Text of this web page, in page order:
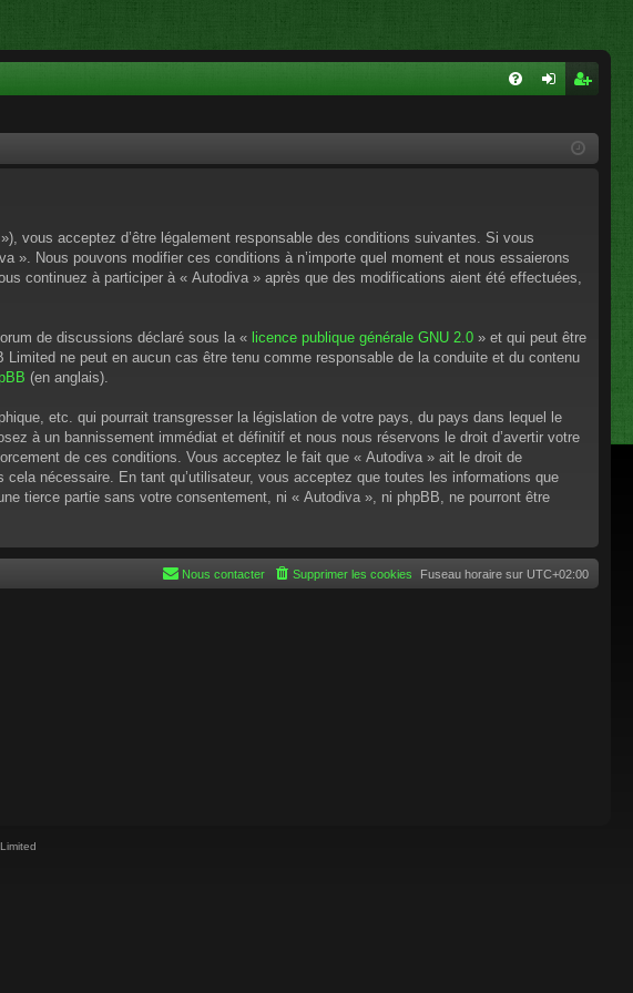
cri
vous acceptez d’être légalement responsable des conditions suivantes. Si vous
». Nous pouvons modifier ces conditions à n’importe quel moment et nous essaierons
continuez à participer à « Autodiva » après que des modifications aient été effectuées,
de discussions déclaré sous la « licence publique générale GNU 2.0 » et qui peut être
ne peut en aucun cas être tenu comme responsable de la conduite et du contenu
(en anglais).
etc. qui pourrait transgresser la législation de votre pays, du pays dans lequel le
à un bannissement immédiat et définitif et nous nous réservons le droit d’avertir votre
de ces conditions. Vous acceptez le fait que « Autodiva » ait le droit de
nécessaire. En tant qu’utilisateur, vous acceptez que toutes les informations que
tierce partie sans votre consentement, ni « Autodiva », ni phpBB, ne pourront être
Fuseau horaire sur UTC+02:00
Supprimer les cookies
Nous contacter